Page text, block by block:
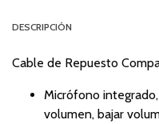
DESCRIPCIÓN
Cable de Repuesto
Micrófono
volumen, bajar